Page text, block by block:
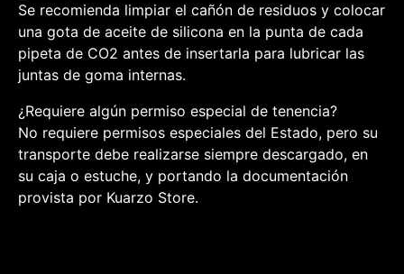
Se recomienda limpiar el cañón de residuos y colocar
una gota de aceite de silicona en la punta de cada
pipeta de CO2 antes de insertarla para lubricar las
juntas de goma internas.
¿Requiere algún permiso especial de tenencia?
No requiere permisos especiales del Estado, pero su
transporte debe realizarse siempre descargado, en
su caja o estuche, y portando la documentación
provista por Kuarzo Store.